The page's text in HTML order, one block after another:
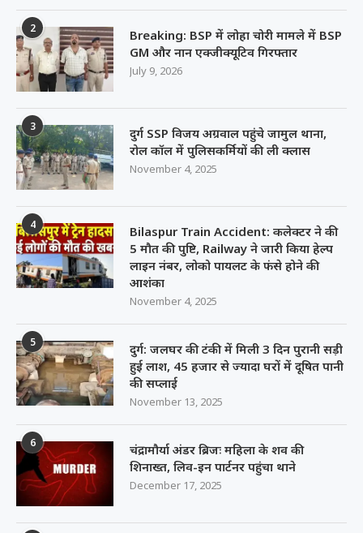
2
Breaking: BSP में लोहा चोरी मामले में BSP
GM और नान एक्जीक्यूटिव गिरफ्तार
July 9, 2026
3
दुर्ग SSP विजय अग्रवाल पहुंचे जामुल थाना,
रोल कॉल में पुलिसकर्मियों की ली क्लास
November 4, 2025
4
Bilaspur Train Accident: कलेक्टर ने की
5 मौत की पुष्टि, Railway ने जारी किया हेल्प
लाइन नंबर, लोको पायलट के फंसे होने की
आशंका
November 4, 2025
5
दुर्ग: जलघर की टंकी में मिली 3 दिन पुरानी सड़ी
हुई लाश, 45 हजार से ज्यादा घरों में दूषित पानी
की सप्लाई
November 13, 2025
6
चंद्रामौर्या अंडर ब्रिजः महिला के शव की
शिनाख्त, लिव-इन पार्टनर पहुंचा थाने
December 17, 2025